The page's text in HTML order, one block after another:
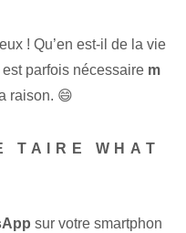
! Qu’en est-il de la vie
parfois nécessaire m
raison. 😄
TAIRE WHAT
sur ⁢votre smartphon